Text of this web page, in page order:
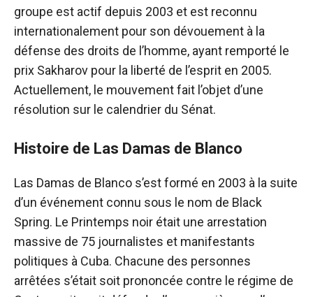
groupe est actif depuis 2003 et est reconnu
internationalement pour son dévouement à la
défense des droits de l’homme, ayant remporté le
prix Sakharov pour la liberté de l’esprit en 2005.
Actuellement, le mouvement fait l’objet d’une
résolution sur le calendrier du Sénat.
Histoire de Las Damas de Blanco
Las Damas de Blanco s’est formé en 2003 à la suite
d’un événement connu sous le nom de Black
Spring. Le Printemps noir était une arrestation
massive de 75 journalistes et manifestants
politiques à Cuba. Chacune des personnes
arrêtées s’était soit prononcée contre le régime de